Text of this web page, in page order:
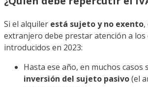
Si el alquiler está sujeto y no exento
extranjero debe prestar atención a los
introducidos en 2023:
Hasta ese año, en muchos casos
inversión del sujeto pasivo(el